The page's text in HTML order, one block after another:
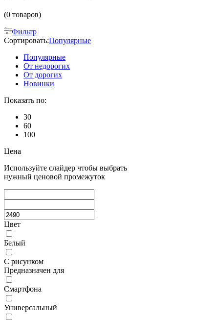
(0 товаров)
Фильтр
Сортировать:Популярные
Популярные
От недорогих
От дорогих
Новинки
Показать по:
30
60
100
Цена
Используйте слайдер чтобы выбрать
нужный ценовой промежуток
Цвет
Белый
С рисунком
Предназначен для
Смартфона
Универсальный